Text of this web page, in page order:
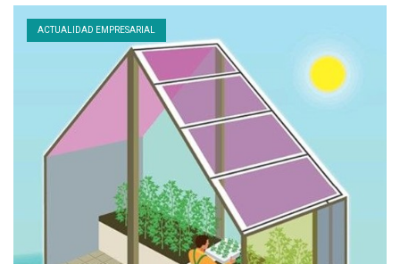
ACTUALIDAD EMPRESARIAL